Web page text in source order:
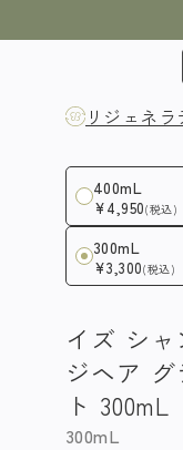
リジェネ
400mL
¥4,950(税込)
300mL
¥3,300(税込)
イズ シ
ジヘア
ト
300mL